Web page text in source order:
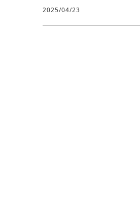
2025/04/23